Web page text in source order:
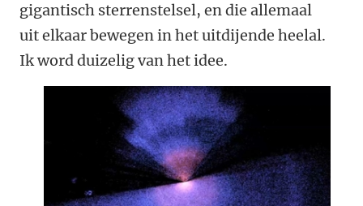
gigantisch sterrenstelsel, en die allemaal
uit elkaar bewegen in het uitdijende heelal.
Ik word duizelig van het idee.